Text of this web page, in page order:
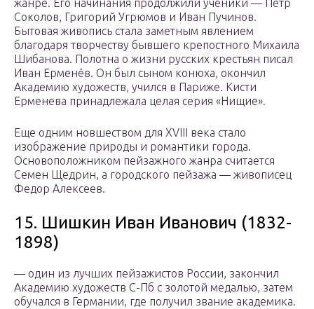
жанре. Его начинания продолжили ученики — Петр
Соколов, Григорий Угрюмов и Иван Пучинов.
Бытовая живопись стала заметным явлением
благодаря творчеству бывшего крепостного Михаила
Шибанова. Полотна о жизни русских крестьян писал
Иван Ерменёв. Он был сыном конюха, окончил
Академию художеств, учился в Париже. Кисти
Ерменева принадлежала целая серия «Нищие».
Еще одним новшеством для XVIII века стало
изображение природы и романтики города.
Основоположником пейзажного жанра считается
Семен Щедрин, а городского пейзажа — живописец
Федор Алексеев.
15. Шишкин Иван Иванович (1832-
1898)
— один из лучших пейзажистов России, закончил
Академию художеств С-Пб с золотой медалью, затем
обучался в Германии, где получил звание академика.